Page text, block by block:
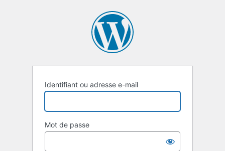
Identifiant ou adresse e-mail
Mot de passe